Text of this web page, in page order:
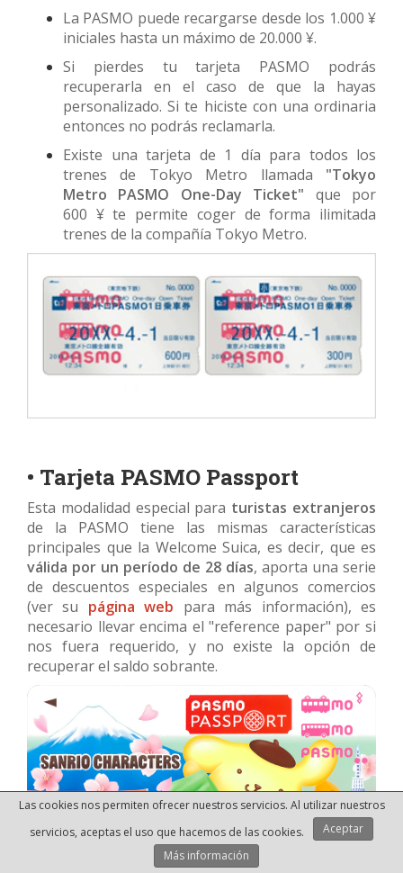
La PASMO puede recargarse desde los 1.000 ¥
iniciales hasta un máximo de 20.000 ¥.
Si pierdes tu tarjeta PASMO podrás
recuperarla en el caso de que la hayas
personalizado. Si te hiciste con una ordinaria
entonces no podrás reclamarla.
Existe una tarjeta de 1 día para todos los
trenes de Tokyo Metro llamada "Tokyo
Metro PASMO One-Day Ticket" que por
600 ¥ te permite coger de forma ilimitada
trenes de la compañía Tokyo Metro.
• Tarjeta PASMO Passport
Esta modalidad especial para turistas extranjeros
de la PASMO tiene las mismas características
principales que la Welcome Suica, es decir, que es
válida por un período de 28 días, aporta una serie
de descuentos especiales en algunos comercios
(ver su página web para más información), es
necesario llevar encima el "reference paper" por si
nos fuera requerido, y no existe la opción de
recuperar el saldo sobrante.
Las cookies nos permiten ofrecer nuestros servicios. Al utilizar nuestros
servicios, aceptas el uso que hacemos de las cookies.
Aceptar
Más información